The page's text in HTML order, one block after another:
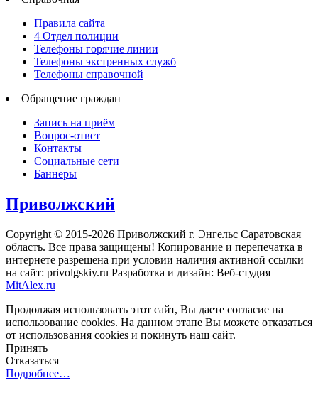
Правила сайта
4 Отдел полиции
Телефоны горячие линии
Телефоны экстренных служб
Телефоны справочной
Обращение граждан
Запись на приём
Вопрос-ответ
Контакты
Социальные сети
Баннеры
Приволжский
Copyright © 2015-2026 Приволжский г. Энгельс Саратовская
область. Все права защищены! Копирование и перепечатка в
интернете разрешена при условии наличия активной ссылки
на сайт: privolgskiy.ru Разработка и дизайн: Веб-студия
MitAlex.ru
Продолжая использовать этот сайт, Вы даете согласие на
использование cookies. На данном этапе Вы можете отказаться
от использования cookies и покинуть наш сайт.
Принять
Отказаться
Подробнее…